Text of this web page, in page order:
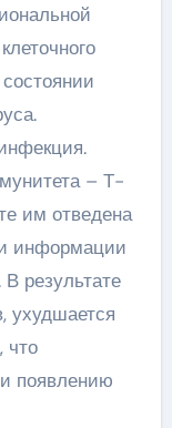
– Т-
им отведена
информации
результате
ухудшается
что
появлению